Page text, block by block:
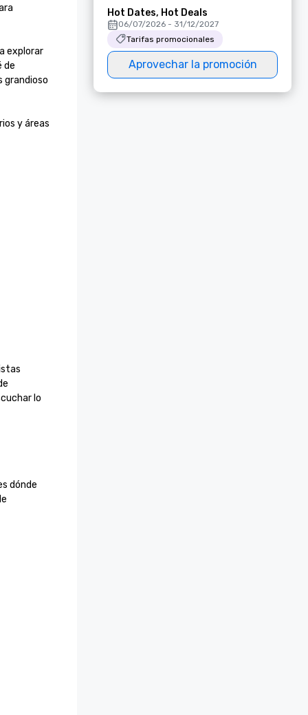
explorar
de
grandioso
y áreas
lo
dónde
Hot Dates, Hot Deals
06/07/2026 - 31/12/2027
Tarifas promocionales
Aprovechar la promoción